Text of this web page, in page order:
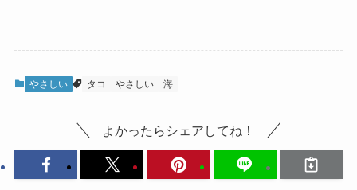
やさしい タコ やさしい 海
よかったらシェアしてね！